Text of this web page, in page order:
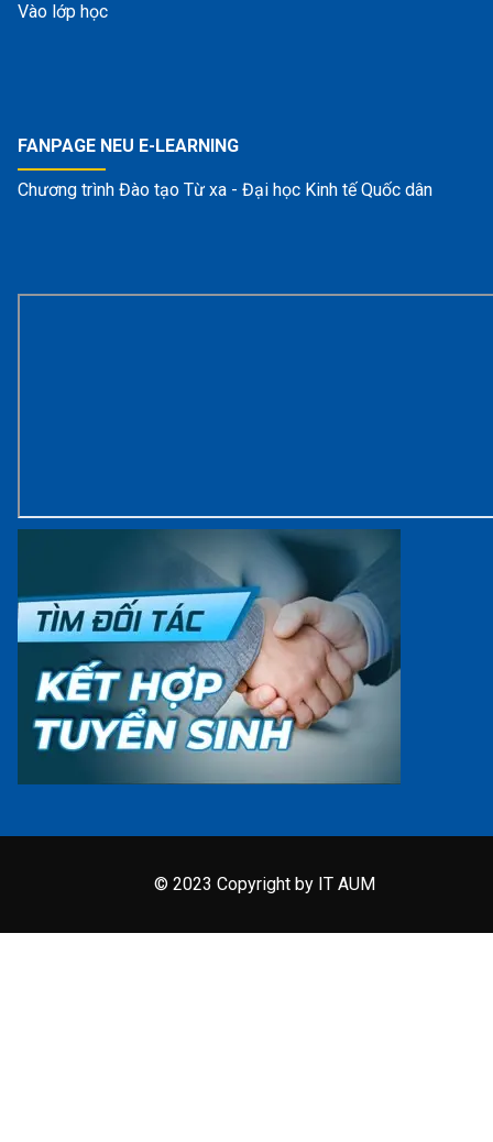
Vào lớp học
FANPAGE NEU E-LEARNING
Chương trình Đào tạo Từ xa - Đại học Kinh tế Quốc dân
© 2023 Copyright by IT AUM